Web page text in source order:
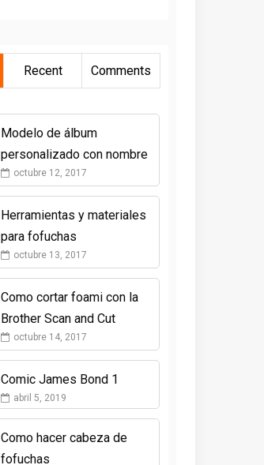
Recent Comments
Modelo de álbum
personalizado con nombre
octubre 12, 2017
Herramientas y materiales
para fofuchas
octubre 13, 2017
Como cortar foami con la
Brother Scan and Cut
octubre 14, 2017
Comic James Bond 1
abril 5, 2019
Como hacer cabeza de
fofuchas